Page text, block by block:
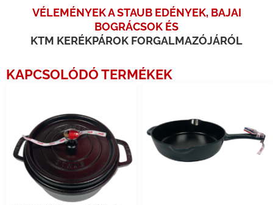
VÉLEMÉNYEK A STAUB EDÉNYEK, BAJAI
BOGRÁCSOK ÉS
KTM KERÉKPÁROK FORGALMAZÓJÁRÓL
KAPCSOLÓDÓ TERMÉKEK